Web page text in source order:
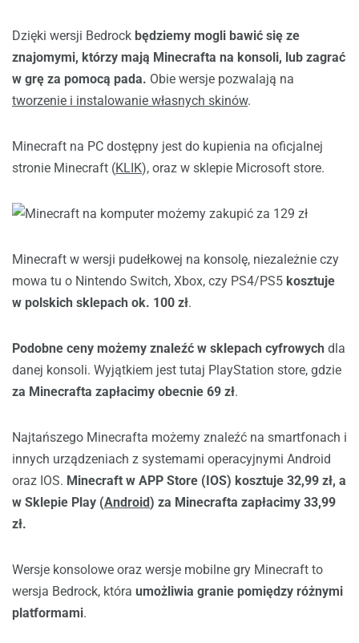
Dzięki wersji Bedrock będziemy mogli bawić się ze
znajomymi, którzy mają Minecrafta na konsoli, lub zagrać
w grę za pomocą pada. Obie wersje pozwalają na
tworzenie i instalowanie własnych skinów.
Minecraft na PC dostępny jest do kupienia na oficjalnej
stronie Minecraft (KLIK), oraz w sklepie Microsoft store.
Minecraft w wersji pudełkowej na konsolę, niezależnie czy
mowa tu o Nintendo Switch, Xbox, czy PS4/PS5 kosztuje
w polskich sklepach ok. 100 zł.
Podobne ceny możemy znaleźć w sklepach cyfrowych dla
danej konsoli. Wyjątkiem jest tutaj PlayStation store, gdzie
za Minecrafta zapłacimy obecnie 69 zł.
Najtańszego Minecrafta możemy znaleźć na smartfonach i
innych urządzeniach z systemami operacyjnymi Android
oraz IOS. Minecraft w APP Store (IOS) kosztuje 32,99 zł, a
w Sklepie Play (Android) za Minecrafta zapłacimy 33,99
zł.
Wersje konsolowe oraz wersje mobilne gry Minecraft to
wersja Bedrock, która umożliwia granie pomiędzy różnymi
platformami.